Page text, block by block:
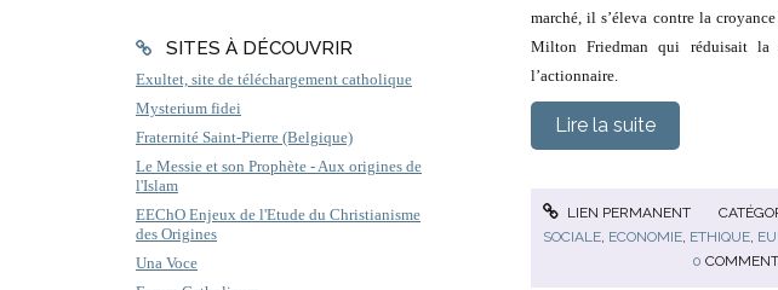
SITES À DÉCOUVRIR
Exultet, site de téléchargement catholique
Mysterium fidei
Fraternité Saint-Pierre (Belgique)
Le Messie et son Prophète - Aux origines de
l'Islam
EEChO Enjeux de l'Etude du Christianisme
des Origines
Una Voce
marché, il s’éleva contre la
Milton Friedman qui réduisait la
l’actionnaire.
Lire la suite
LIEN PERMANENT
SOCIALE, ECONOMIE, ETHIQUE,
0